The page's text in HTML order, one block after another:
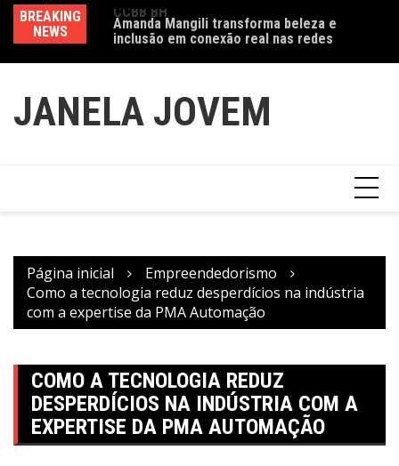
conteúdo
BREAKING
NEWS
Amanda Mangili transforma beleza e
inclusão em conexão real nas redes
JANELA JOVEM
Página inicial
Empreendedorismo
Como a tecnologia reduz desperdícios na indústria
com a expertise da PMA Automação
COMO A TECNOLOGIA REDUZ
DESPERDÍCIOS NA INDÚSTRIA COM A
EXPERTISE DA PMA AUTOMAÇÃO